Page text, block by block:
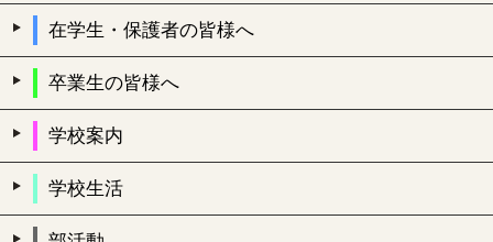
在学生・保護者の皆様へ
卒業生の皆様へ
学校案内
学校生活